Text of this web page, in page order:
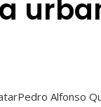
Pedro Alfonso